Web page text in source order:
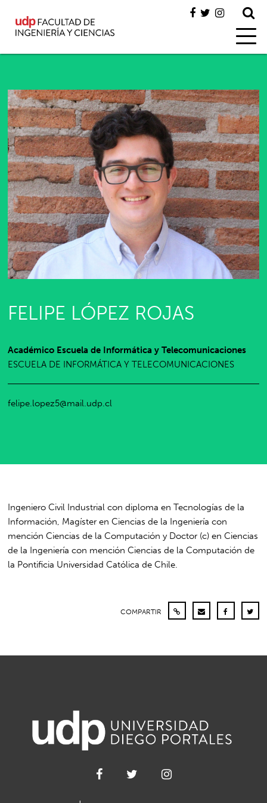
FELIPE LÓPEZ ROJAS
Académico Escuela de Informática y Telecomunicaciones
ESCUELA DE INFORMÁTICA Y TELECOMUNICACIONES
felipe.lopez5@mail.udp.cl
Ingeniero Civil Industrial con diploma en Tecnologías de la
Información, Magíster en Ciencias de la Ingeniería con
mención Ciencias de la Computación y Doctor (c) en Ciencias
de la Ingeniería con mención Ciencias de la Computación de
la Pontificia Universidad Católica de Chile.
COMPARTIR